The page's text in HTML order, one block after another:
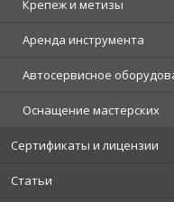
Крепеж и метизы
Аренда инструмента
Автосервисное
Оснащение мастерских
Сертификаты и лицензии
Статьи